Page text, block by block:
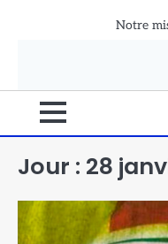
Notre
Jour : 28